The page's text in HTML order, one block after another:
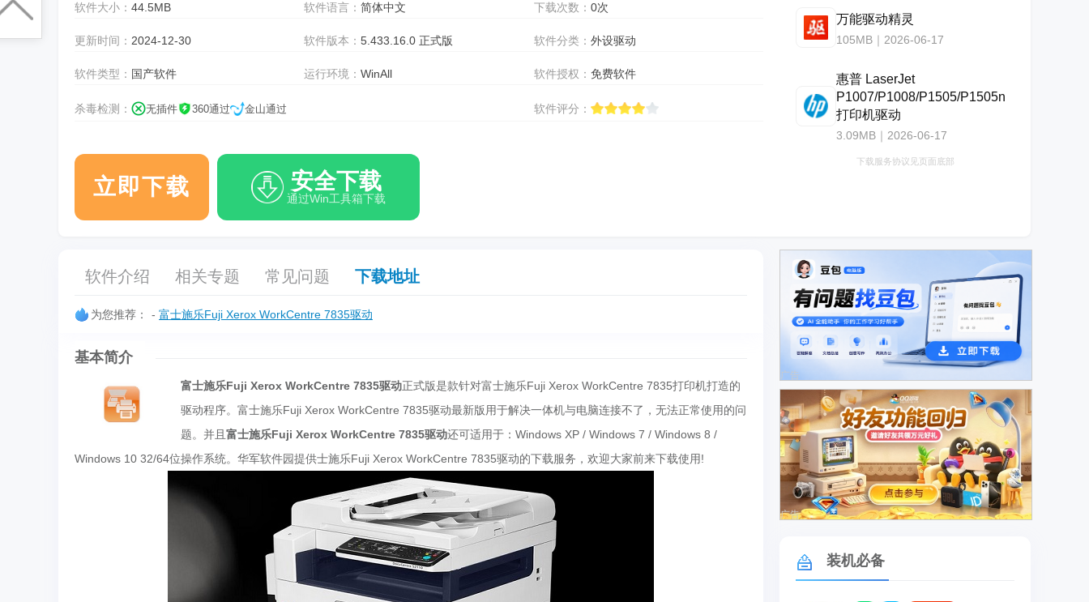
软件大小： 44.5MB 软件语言：简体中文 下载次数： 0次
更新时间： 2024-12-30 软件版本：5.433.16.0 正式版 软件分类： 外设驱动
软件类型： 国产软件 运行环境：WinAll 软件授权： 免费软件
杀毒检测： 无插件 360通过 金山通过 软件评分：
立即下载 安全下载
通过Win工具箱下载
万能驱动精灵
105MB｜2026-06-17
惠普 LaserJet
P1007/P1008/P1505/P1505n
打印机驱动
3.09MB｜2026-06-17
下载服务协议见页面底部
软件介绍 相关专题 常见问题 下载地址
为您推荐： - 富士施乐Fuji Xerox WorkCentre 7835驱动
基本简介
富士施乐Fuji Xerox WorkCentre 7835驱动正式版是款针对富士施乐Fuji Xerox WorkCentre 7835打印机打造的
驱动程序。富士施乐Fuji Xerox WorkCentre 7835驱动最新版用于解决一体机与电脑连接不了，无法正常使用的问
题。并且 富士施乐Fuji Xerox WorkCentre 7835驱动还可适用于：Windows XP / Windows 7 / Windows 8 /
Windows 10 32/64位操作系统。华军软件园提供士施乐Fuji Xerox WorkCentre 7835驱动的下载服务，欢迎大家前来下载使用!
广告
广告
装机必备